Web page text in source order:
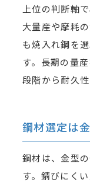
上位の判断軸
大量産や摩耗
も焼入れ鋼を
す。長期の量
段階から耐久
鋼材選定は
鋼材は、金型
す。錆びにく